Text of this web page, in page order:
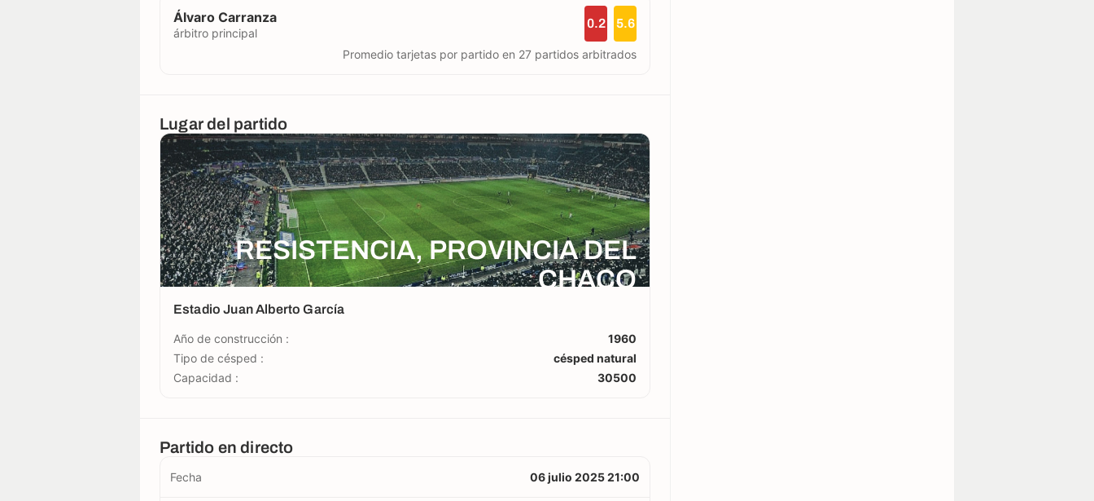
Álvaro Carranza
árbitro principal
0.2 5.6
Promedio tarjetas por partido en 27 partidos arbitrados
Lugar del partido
RESISTENCIA, PROVINCIA DEL
CHACO
Estadio Juan Alberto García
Año de construcción :
1960
Tipo de césped :
césped natural
Capacidad :
30500
Partido en directo
Fecha 06 julio 2025 21:00